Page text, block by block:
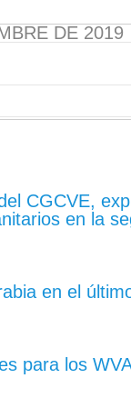
DE 2019
CGCVE,
en la
en el
para los